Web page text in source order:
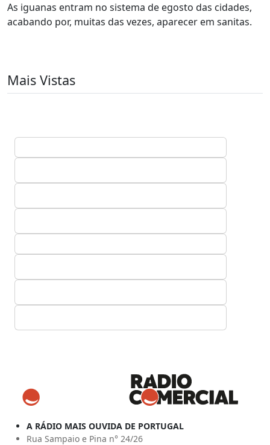
As iguanas entram no sistema de egosto das cidades,
acabando por, muitas das vezes, aparecer em sanitas.
Mais Vistas
A RÁDIO MAIS OUVIDA DE PORTUGAL
Rua Sampaio e Pina n° 24/26